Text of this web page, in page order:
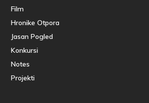
Film
Hronike Otpora
Jasan Pogled
Konkursi
Notes
Projekti